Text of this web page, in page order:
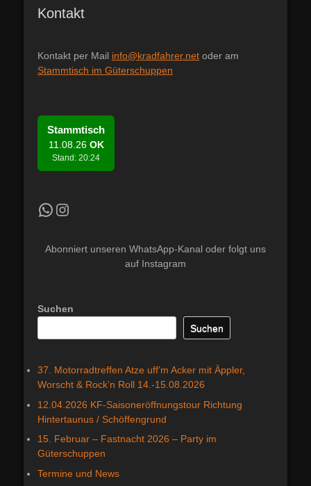
Kontakt
Kontakt per Mail info@kradfahrer.net oder am
Stammtisch im Güterschuppen
Stammtisch
11.08.26 OK
Stand: 20:24
Kradfahrer WhatsApp KanalInstagram
Abonniert unseren WhatsApp-Kanal oder folgt uns
auf Instagram
Suchen
Suchen
37. Motorradtreffen Atze uff’m Acker mit Äppler,
Worscht & Rock’n Roll 14.-15.08.2026
12.04.2026 KF-Saisoneröffnungstour Richtung
Hintertaunus / Schöffengrund
15. Februar – Fastnacht 2026 – Party im
Güterschuppen
Termine und News